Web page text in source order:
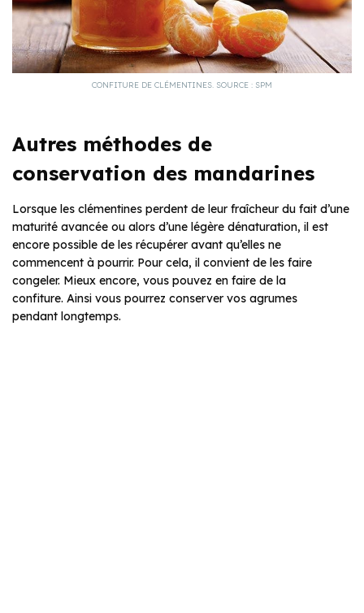
CONFITURE DE CLÉMENTINES. SOURCE : SPM
Autres méthodes de
conservation des mandarines
Lorsque les clémentines perdent de leur fraîcheur du fait d’une
maturité avancée ou alors d’une légère dénaturation, il est
encore possible de les récupérer avant qu’elles ne
commencent à pourrir. Pour cela, il convient de les faire
congeler. Mieux encore, vous pouvez en faire de la
confiture. Ainsi vous pourrez conserver vos agrumes
pendant longtemps.